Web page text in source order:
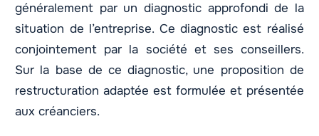
généralement par un diagnostic approfondi de la
situation de l’entreprise. Ce diagnostic est réalisé
conjointement par la société et ses conseillers.
Sur la base de ce diagnostic, une proposition de
restructuration adaptée est formulée et présentée
aux créanciers.